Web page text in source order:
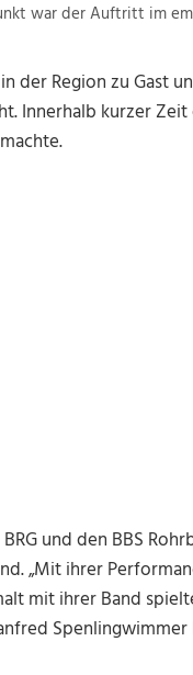
war der Auftritt im
der Region zu Gast
Innerhalb kurzer
und den BBS
„Mit ihrer
mit ihrer Band